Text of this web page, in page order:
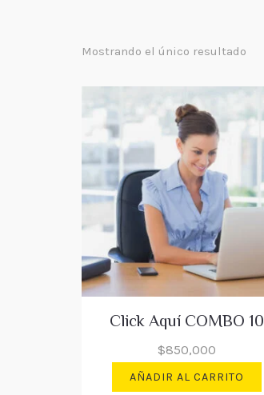
Mostrando el único resultado
Click Aquí COMBO 10
$850,000
AÑADIR AL CARRITO